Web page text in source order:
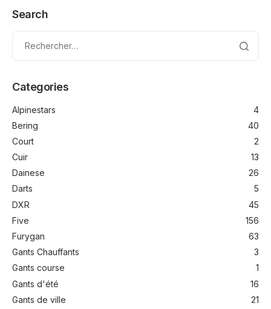
Search
Categories
Alpinestars
4
Bering
40
Court
2
Cuir
13
Dainese
26
Darts
5
DXR
45
Five
156
Furygan
63
Gants Chauffants
3
Gants course
1
Gants d'été
16
Gants de ville
21